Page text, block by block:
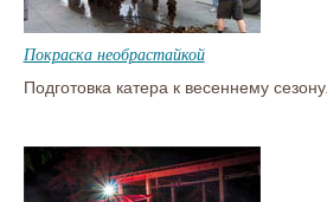
Покраска необрастайкой
Подготовка катера к весеннему сезону.